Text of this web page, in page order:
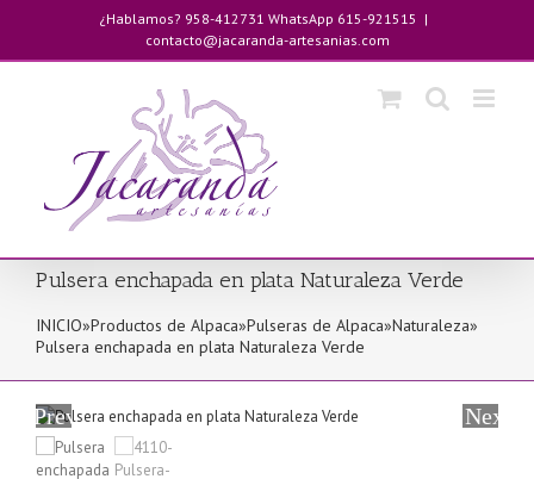
contenido
¿Hablamos? 958-412731 WhatsApp 615-921515 |
contacto@jacaranda-artesanias.com
Pulsera enchapada en plata Naturaleza Verde
INICIO»Productos de Alpaca»Pulseras de Alpaca»Naturaleza»
Pulsera enchapada en plata Naturaleza Verde
Previous Next